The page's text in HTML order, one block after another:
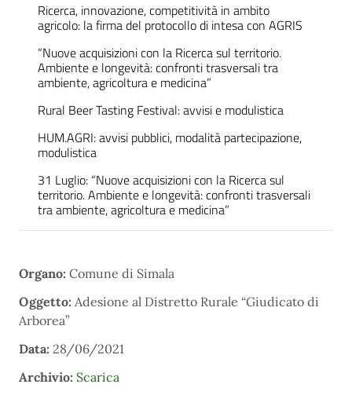
Ricerca, innovazione, competitività in ambito
agricolo: la firma del protocollo di intesa con AGRIS
“Nuove acquisizioni con la Ricerca sul territorio.
Ambiente e longevità: confronti trasversali tra
ambiente, agricoltura e medicina”
Rural Beer Tasting Festival: avvisi e modulistica
HUM.AGRI: avvisi pubblici, modalità partecipazione,
modulistica
31 Luglio: “Nuove acquisizioni con la Ricerca sul
territorio. Ambiente e longevità: confronti trasversali
tra ambiente, agricoltura e medicina”
Organo: Comune di Simala
Oggetto: Adesione al Distretto Rurale “Giudicato di
Arborea”
Data: 28/06/2021
Archivio: Scarica